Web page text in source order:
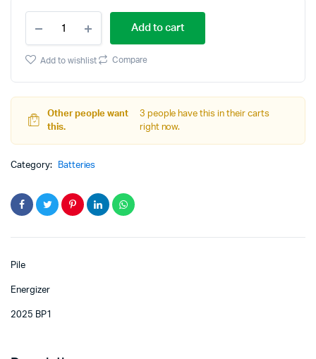
Energizer
2025
BP1
Add to cart
Add to wishlist Compare
Other people want
this.
3 people have this in their carts
right now.
Category: Batteries
Pile
Energizer
2025 BP1